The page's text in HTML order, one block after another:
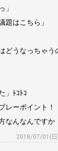
」
題はこちら」
どうなっちゃ
」ﾄｺﾄｺ
レーポイント！
なんなんですか
2018/07/01(